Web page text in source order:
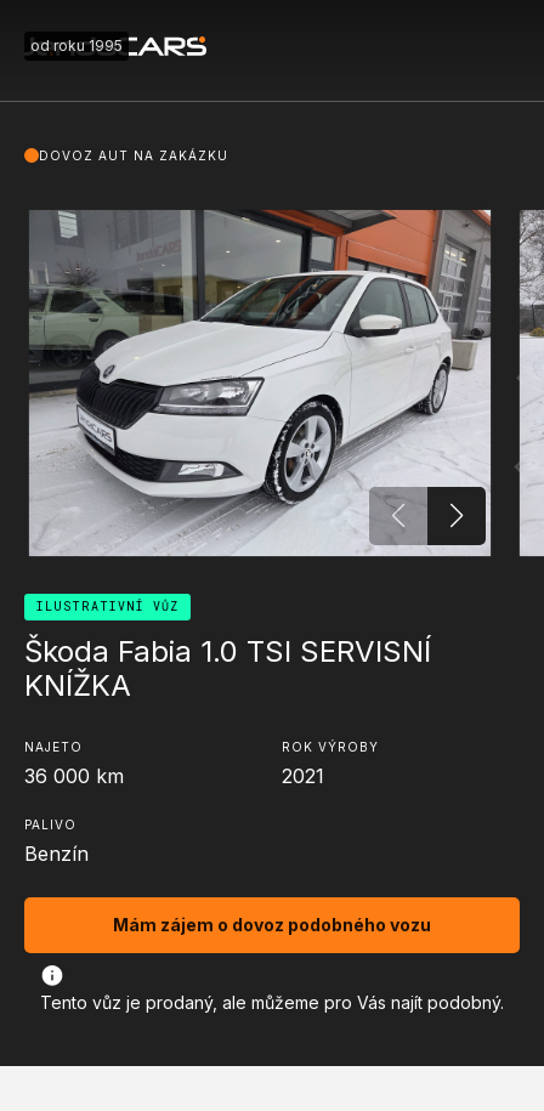
od roku 1995
Škoda Fabia 1.0 TSI SERVISNÍ
KNÍŽKA
ILUSTRATIVNÍ VŮZ
NAJETO
36 000 km
ROK VÝROBY
2021
PALIVO
Benzín
Mám zájem o dovoz podobného vozu
Tento vůz je prodaný, ale můžeme pro Vás najít podobný.
DOVOZ AUT NA ZAKÁZKU